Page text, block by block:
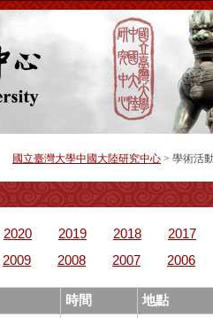
國立臺灣大學中國大陸研究中心 > 學術活
2020 2019 2018 2017
2009 2008 2007 2006
時間 地點